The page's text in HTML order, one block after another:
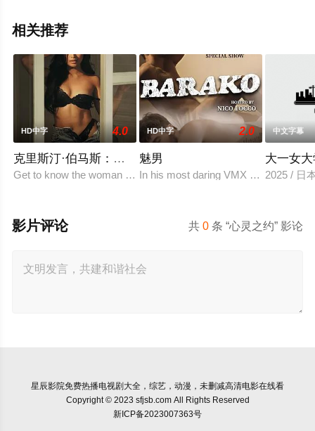
相关推荐
HD中字 4.0
克里斯汀·伯马斯：自始至终
Get to know the woman behind the daring roles as Christine
HD中字 2.0
魅男
In his most daring VMX appearance
中文字幕
大一女
2025 / 日
共0 条 “心灵之约” 影论
影片评论
星辰影院免费热播电视剧大全，综艺，动漫，未删减高清电影在线看
Copyright © 2023 sfjsb.com All Rights Reserved
新ICP备2023007363号